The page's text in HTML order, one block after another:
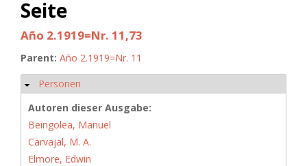
Seite
Año 2.1919=Nr. 11,73
Parent: Año 2.1919=Nr. 11
Hide
Personen
Autoren dieser Ausgabe:
Beingolea, Manuel
Carvajal, M. A.
Elmore, Edwin